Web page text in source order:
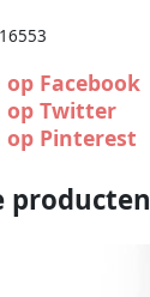
producten